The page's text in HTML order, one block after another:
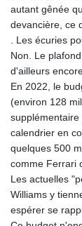
autant gênée
devancière, ce
. Les écuries
Non. Le
d'ailleurs
En 2022, le
(environ 128
calendrier en
quelques 500
comme Ferrari
Les actuelles
Williams y
espérer se